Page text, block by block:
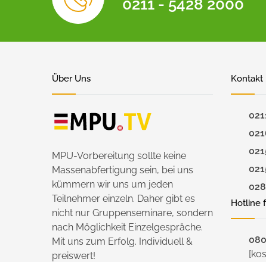
0211 - 5428 2000
Über Uns
MPU-Vorbereitung sollte keine
Massenabfertigung sein, bei uns
kümmern wir uns um jeden
Teilnehmer einzeln. Daher gibt es
nicht nur Gruppenseminare, sondern
nach Möglichkeit Einzelgespräche.
Mit uns zum Erfolg. Individuell &
preiswert!
Kontakt
Hotline